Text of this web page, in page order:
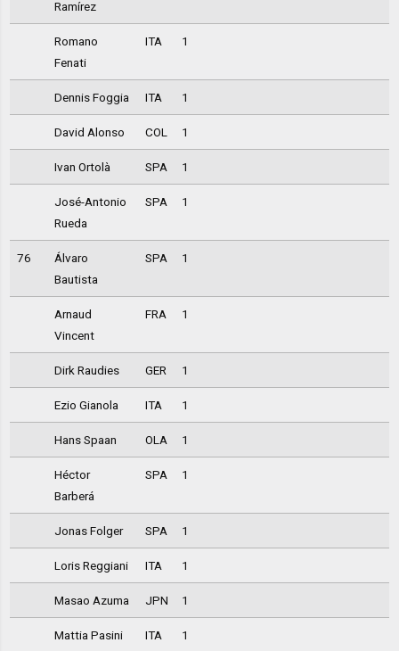
Ramírez
Romano
Fenati
ITA 1
Dennis Foggia ITA 1
David Alonso COL 1
Ivan Ortolà SPA 1
José-Antonio
Rueda
SPA 1
76
Álvaro
Bautista
SPA 1
Arnaud
Vincent
FRA 1
Dirk Raudies GER 1
Ezio Gianola ITA 1
Hans Spaan OLA 1
Héctor
Barberá
SPA 1
Jonas Folger SPA 1
Loris Reggiani ITA 1
Masao Azuma JPN 1
Mattia Pasini ITA 1